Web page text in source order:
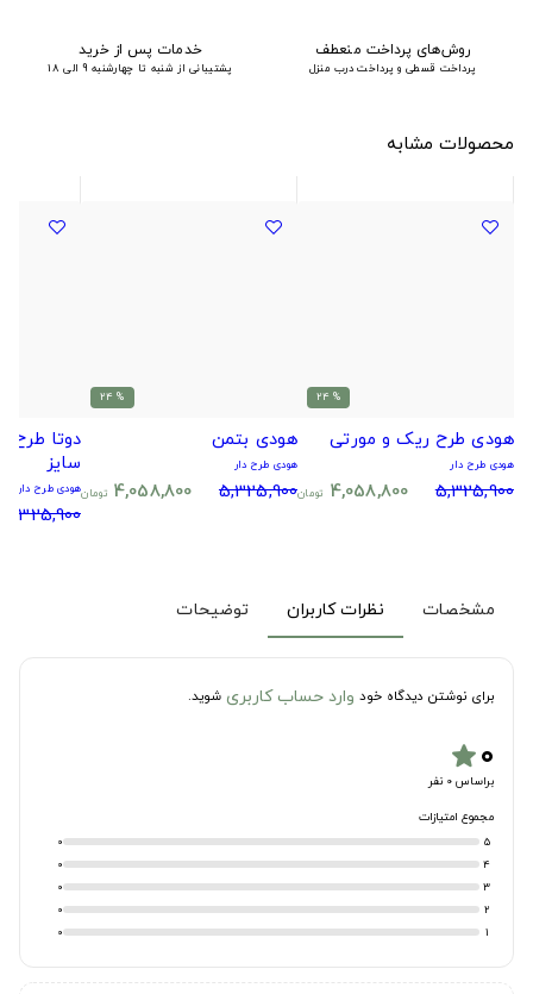
روش‌های پرداخت منعطف
پرداخت قسطی و پرداخت درب منزل
خدمات پس از خرید
پشتیبانی از شنبه تا چهارشنبه 9 الی 18
محصولات مشابه
% 24
هودی طرح ریک و مورتی
هودی طرح دار
5,325,900
4,058,800 تومان
% 24
هودی بتمن
هودی طرح دار
5,325,900
4,058,800 تومان
سایز
هودی طرح دار
5,325,900
مشخصات نظرات کاربران توضیحات
برای نوشتن دیدگاه خود وارد حساب کاربری شوید.
۰star
براساس 0 نفر
مجموع امتیازات
5
0
4
0
3
0
2
0
1
0